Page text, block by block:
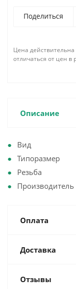
Поделиться
Цена
отличаться от цен в
Описание
Вид
Резьба
Оплата
Доставка
Отзывы